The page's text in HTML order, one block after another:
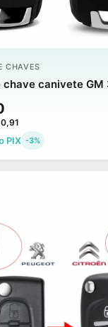
CHAVES
chave canivete GM
PIX -3%